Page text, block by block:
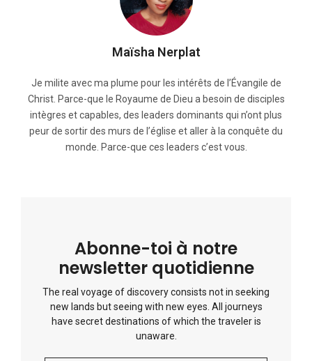
Maïsha Nerplat
Je milite avec ma plume pour les intérêts de l’Évangile de
Christ. Parce-que le Royaume de Dieu a besoin de disciples
intègres et capables, des leaders dominants qui n’ont plus
peur de sortir des murs de l’église et aller à la conquête du
monde. Parce-que ces leaders c’est vous.
Abonne-toi à notre
newsletter quotidienne
The real voyage of discovery consists not in seeking
new lands but seeing with new eyes. All journeys
have secret destinations of which the traveler is
unaware.